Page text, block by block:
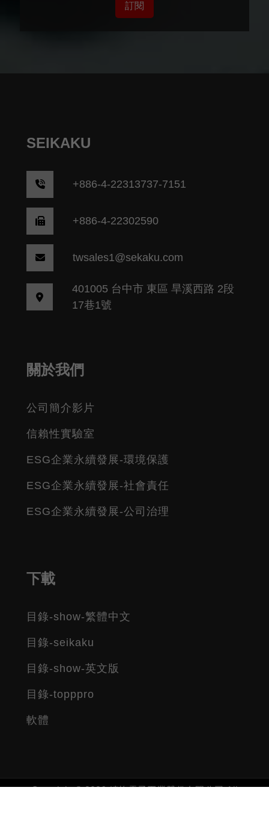
訂閱
SEIKAKU
+886-4-22313737-7151
+886-4-22302590
twsales1@sekaku.com
401005 台中市 東區 旱溪西路 2段
17巷1號
關於我們
公司簡介影片
信賴性實驗室
ESG企業永續發展-環境保護
ESG企業永續發展-社會責任
ESG企業永續發展-公司治理
下載
目錄-show-繁體中文
目錄-seikaku
目錄-show-英文版
目錄-topppro
軟體
Copyright © 2026 精格電子工業股份有限公司 All